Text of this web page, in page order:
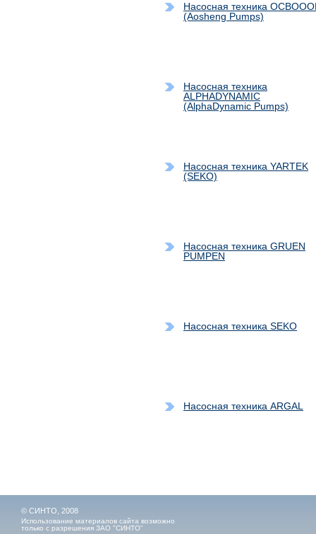
Насосная техника
(Aosheng Pumps)
Насосная техника
ALPHADYNAMIC
(AlphaDynamic Pumps)
Насосная техника YARTEK
(SEKO)
Насосная техника GRUEN
PUMPEN
Насосная техника SEKO
Насосная техника ARGAL
© СИНТО, 2008
Использование материалов сайта возможно
только с разрешения ЗАО "СИНТО"